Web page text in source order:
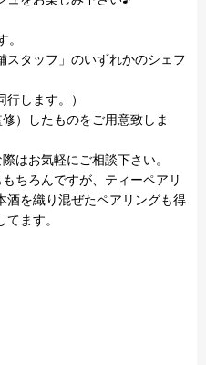
スタッフ」のいずれかのシェフ
します。）
）したものをご用意致しま
はお気軽にご相談下さい。
ちろんですが、ティーペアリ
酒を織り混ぜたペアリングも得